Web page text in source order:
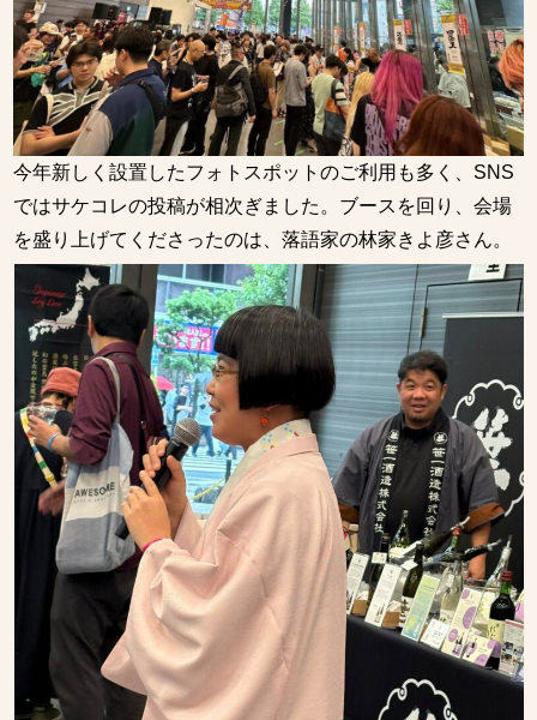
今年新しく設置したフォトスポットのご利用も多く、SNS
ではサケコレの投稿が相次ぎました。ブースを回り、会場
を盛り上げてくださったのは、落語家の林家きよ彦さん。